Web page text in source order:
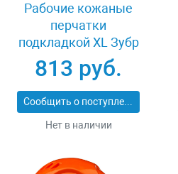
Рабочие кожаные
перчатки
подкладкой XL Зубр
МАСТЕР 1135-XL
813 руб.
Сообщить о поступлении
Нет в наличии